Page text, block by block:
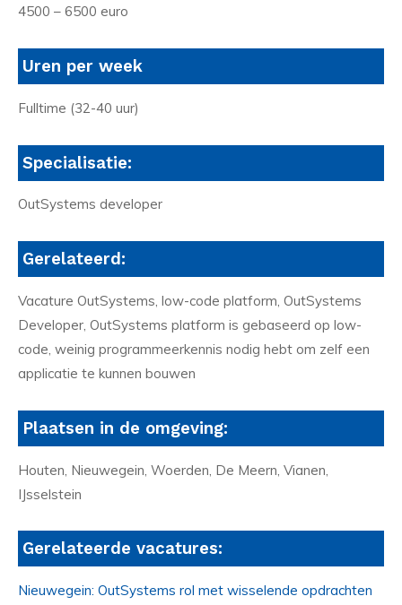
4500 – 6500 euro
Uren per week
Fulltime (32-40 uur)
Specialisatie:
OutSystems developer
Gerelateerd:
Vacature OutSystems, low-code platform, OutSystems
Developer, OutSystems platform is gebaseerd op low-
code, weinig programmeerkennis nodig hebt om zelf een
applicatie te kunnen bouwen
Plaatsen in de omgeving:
Houten, Nieuwegein, Woerden, De Meern, Vianen,
IJsselstein
Gerelateerde vacatures:
Nieuwegein: OutSystems rol met wisselende opdrachten